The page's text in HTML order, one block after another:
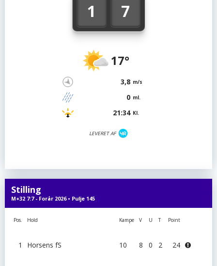
1 7
17°
3,8 m/s
0 ml.
21:34 Kl.
LEVERET AF
Stilling
M+32 7:7 - Forår 2026 • Pulje 145
Pos. Hold Kampe V U T Point
1 Horsens fS 10 8 0 2 24